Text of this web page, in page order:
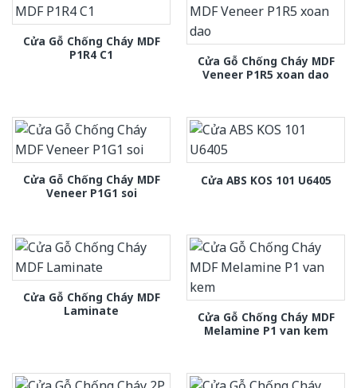
Cửa Gỗ Chống Cháy MDF
P1R4 C1
Cửa Gỗ Chống Cháy MDF
Veneer P1R5 xoan dao
Cửa Gỗ Chống Cháy MDF
Veneer P1G1 soi
Cửa ABS KOS 101 U6405
Cửa Gỗ Chống Cháy MDF
Laminate
Cửa Gỗ Chống Cháy MDF
Melamine P1 van kem